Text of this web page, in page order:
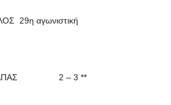
29η αγωνιστική
ΠΑΠΑΣ 2 – 3 **